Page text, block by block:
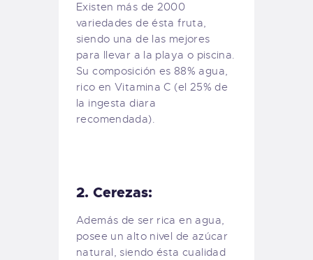
Existen más de 2000
variedades de ésta fruta,
siendo una de las mejores
para llevar a la playa o piscina.
Su composición es 88% agua,
rico en Vitamina C (el 25% de
la ingesta diara
recomendada).
2. Cerezas:
Además de ser rica en agua,
posee un alto nivel de azúcar
natural, siendo ésta cualidad